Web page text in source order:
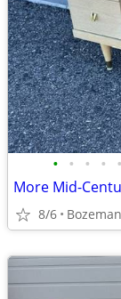
• • • • •
More Mid-
8/6